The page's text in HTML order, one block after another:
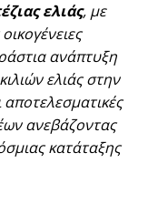
ελιάς, με
ανάπτυξη
ελιάς στην
ανεβάζοντας
κατάταξης